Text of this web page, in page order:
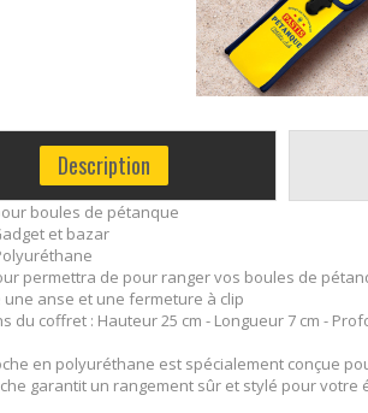
Description
boules de pétanque
et bazar
permettra de pour ranger vos boules de
une anse et une fermeture à clip
du coffret : Hauteur 25 cm - Longueur 7 cm -
en polyuréthane est spécialement conçue
garantit un rangement sûr et stylé pour votre